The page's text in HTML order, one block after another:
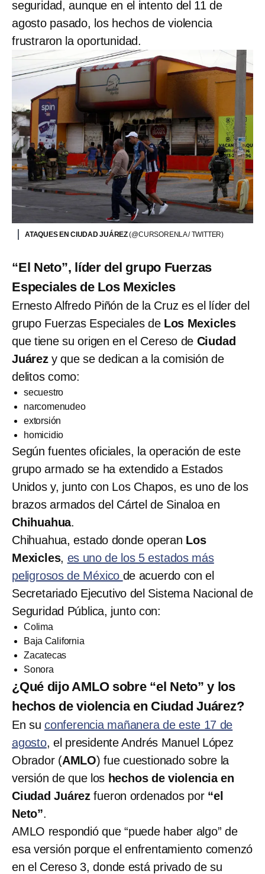
seguridad, aunque en el intento del 11 de
agosto pasado, los hechos de violencia
frustraron la oportunidad.
ATAQUES EN CIUDAD JUÁREZ(@CURSORENLA / TWITTER)
“El Neto”, líder del grupo Fuerzas
Especiales de Los Mexicles
Ernesto Alfredo Piñón de la Cruz es el líder del
grupo Fuerzas Especiales deLos Mexicles
que tiene su origen en el Cereso de Ciudad
Juárezy que se dedican a la comisión de
delitos como:
secuestro
narcomenudeo
extorsión
homicidio
Según fuentes oficiales, la operación de este
grupo armado se ha extendido a Estados
Unidos y, junto con Los Chapos, es uno de los
brazos armados del Cártel de Sinaloa en
Chihuahua.
Chihuahua, estado donde operan Los
Mexicles, es uno de los 5 estados más
peligrosos de México de acuerdo con el
Secretariado Ejecutivo del Sistema Nacional de
Seguridad Pública, junto con:
Colima
Baja California
Zacatecas
Sonora
¿Qué dijo AMLO sobre “el Neto” y los
hechos de violencia en Ciudad Juárez?
En su conferencia mañanera de este 17 de
agosto, el presidente Andrés Manuel López
Obrador (AMLO) fue cuestionado sobre la
versión de que los hechos de violencia en
Ciudad Juárezfueron ordenados por “el
Neto”.
AMLO respondió que “puede haber algo” de
esa versión porque el enfrentamiento comenzó
en el Cereso 3, donde está privado de su